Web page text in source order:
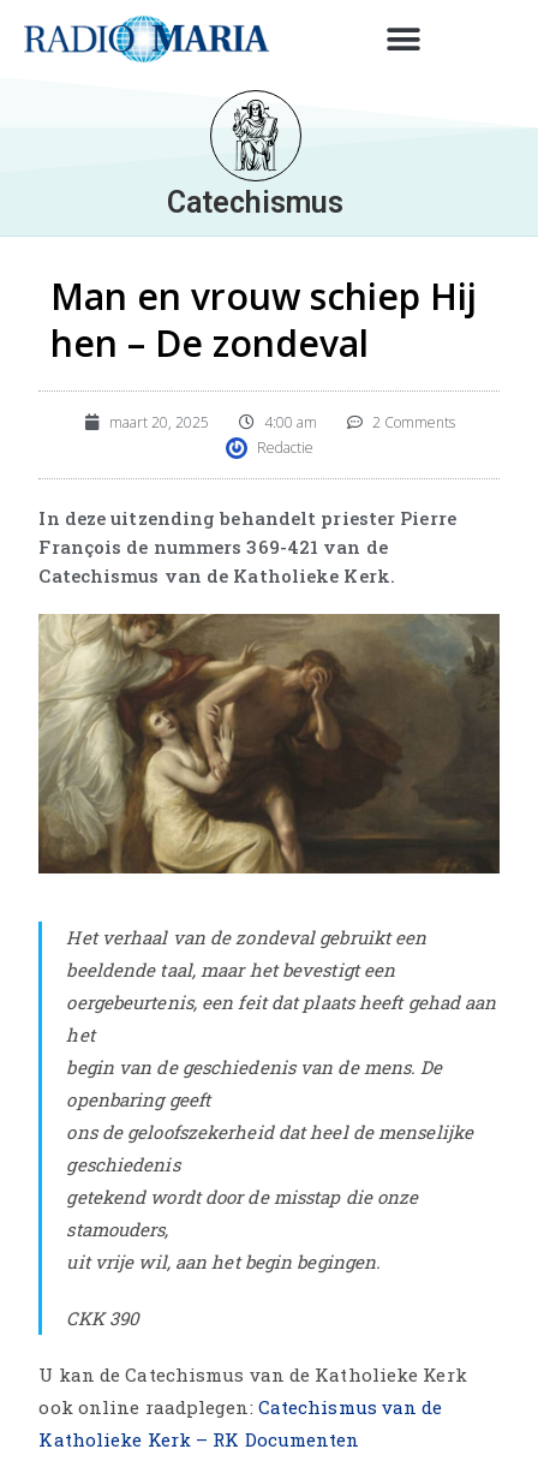
Catechismus
Man en vrouw schiep Hij
hen – De zondeval
maart 20, 2025 4:00 am
2 Comments
Redactie
In deze uitzending behandelt priester Pierre
François de nummers 369-421 van de
Catechismus van de Katholieke Kerk.
Het verhaal van de zondeval gebruikt een
beeldende taal, maar het bevestigt een
oergebeurtenis, een feit dat plaats heeft gehad aan
het
begin van de geschiedenis van de mens. De
openbaring geeft
ons de geloofszekerheid dat heel de menselijke
geschiedenis
getekend wordt door de misstap die onze
stamouders,
uit vrije wil, aan het begin begingen.
CKK 390
U kan de Catechismus van de Katholieke Kerk
ook online raadplegen: Catechismus van de
Katholieke Kerk – RK Documenten